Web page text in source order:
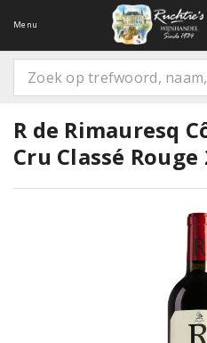
Menu
R de Rimauresq
Cru Classé Rouge